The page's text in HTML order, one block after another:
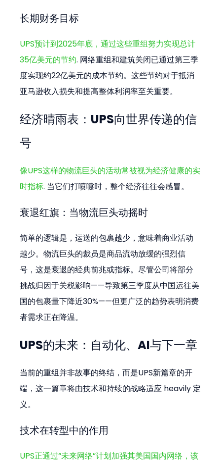
长期财务目标
UPS预计到2025年底，通过这些重组努力实现总计
35亿美元的节约. 网络重组和建筑关闭已通过第三季
度实现约22亿美元的成本节约。这些节约对于抵消
亚马逊收入损失和提高整体利润率至关重要。
经济晴雨表：UPS向世界传递的信
号
像UPS这样的物流巨头的活动常被视为经济健康的实
时指标. 当它们打喷嚏时，整个经济往往会感冒。
衰退红旗：当物流巨头动摇时
简单的逻辑是，运送的包裹越少，意味着商业活动
越少。物流巨头的裁员是商品流动放缓的强烈信
号，这是衰退的经典前兆或指标。尽管公司将部分
挑战归因于关税影响——导致第三季度从中国运往美
国的包裹量下降近30%——但更广泛的趋势表明消费
者需求正在降温。
UPS的未来：自动化、AI与下一章
当前的重组并非故事的终结，而是UPS新篇章的开
端，这一篇章将由技术和持续的战略适应 heavily 定
义。
技术在转型中的作用
UPS正通过“未来网络”计划加强其美国国内网络，该